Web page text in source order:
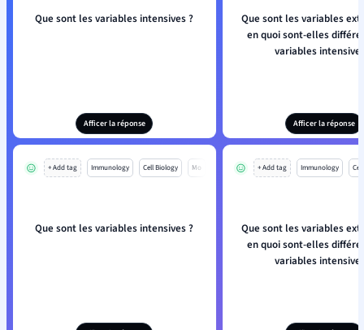
Que sont les variables intensives ?
Afficer la réponse
Que sont les variables
en quoi sont-elles
variables
Afficer la réponse
+ Add tag Immunology Cell Biology Mo
Que sont les variables intensives ?
+ Add tag Immunology
Que sont les variables
en quoi sont-elles
variables